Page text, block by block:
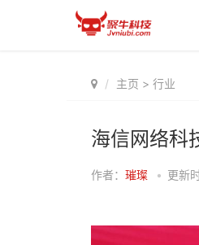
主页 > 行业
海信网络科
作者： 璀璨 • 更新